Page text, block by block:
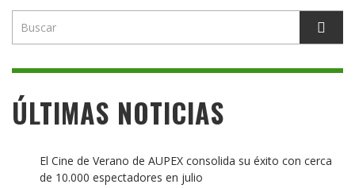
ÚLTIMAS NOTICIAS
El Cine de Verano de AUPEX consolida su éxito con cerca
de 10.000 espectadores en julio